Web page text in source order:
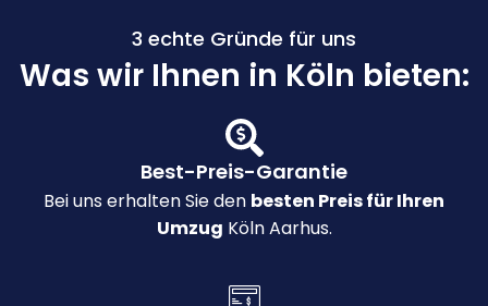
3 echte Gründe für uns
Was wir Ihnen in Köln bieten:
Best-Preis-Garantie
Bei uns erhalten Sie den besten Preis für Ihren
Umzug Köln Aarhus.